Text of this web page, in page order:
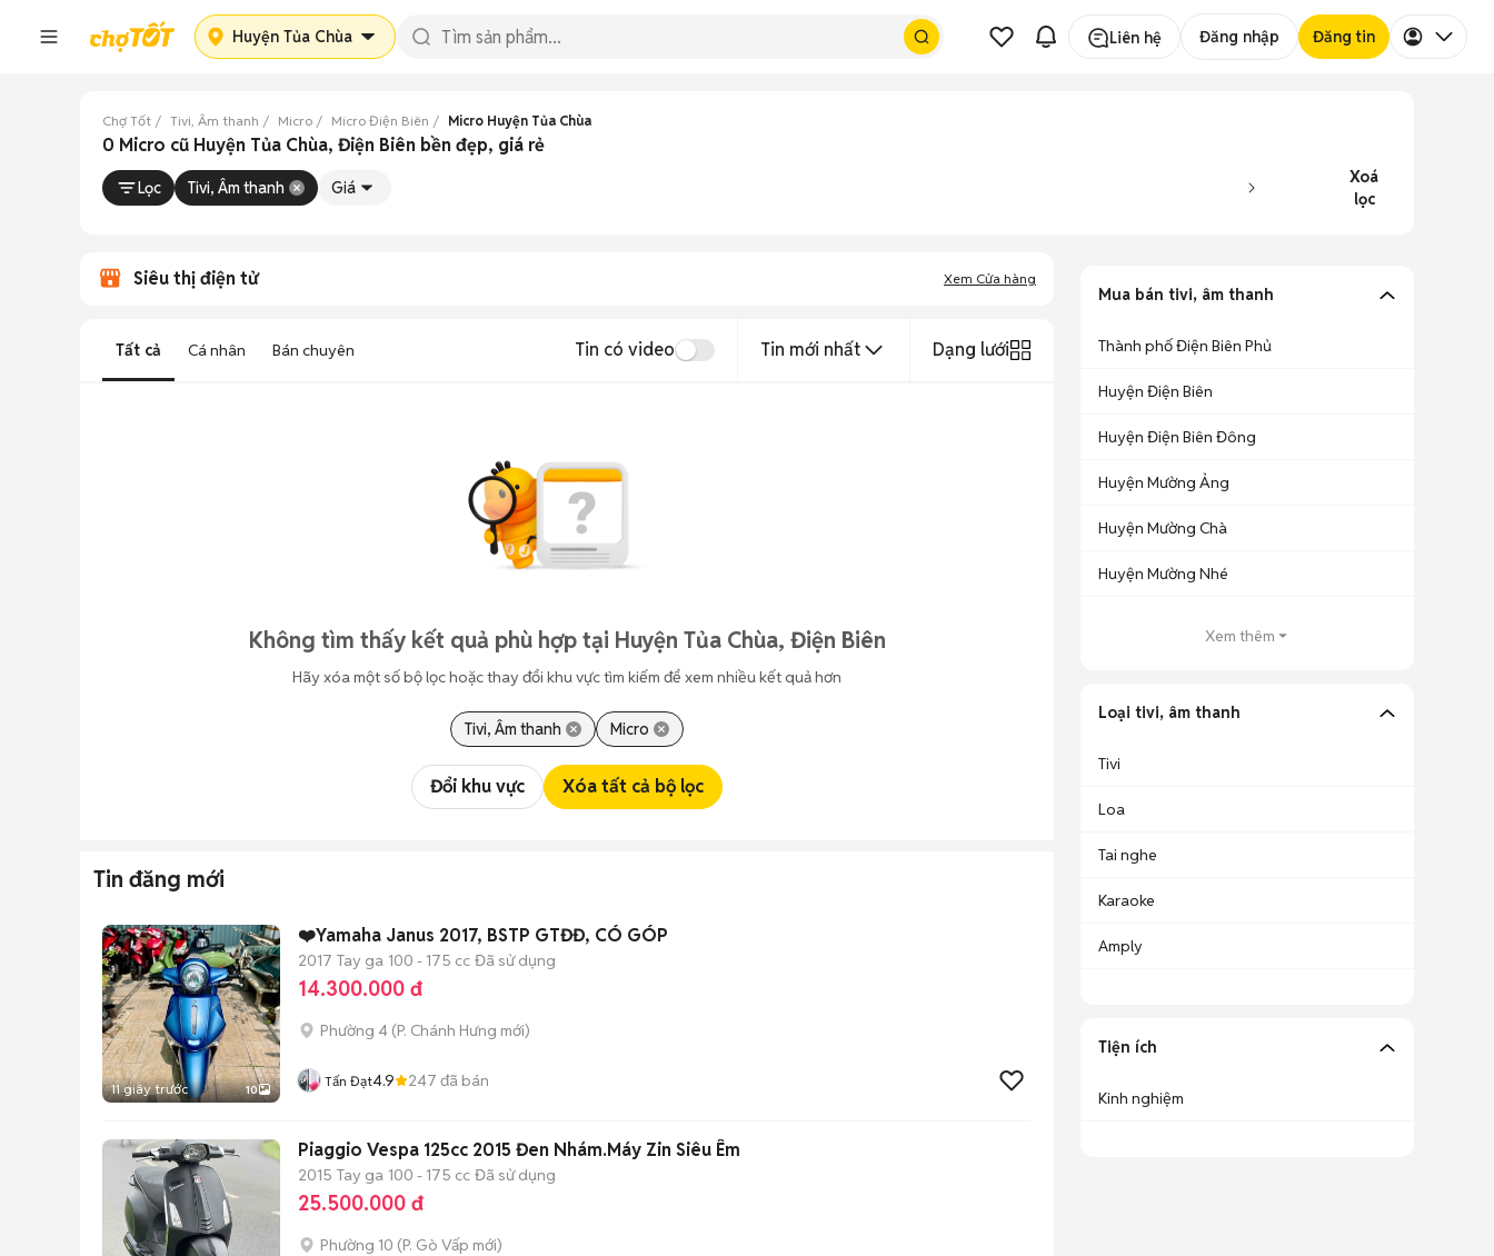
Huyện Tủa Chùa Liên hệ Đăng nhập Đăng tin
Chợ Tốt Tivi, Âm thanh Micro Micro Điện Biên Micro Huyện Tủa Chùa
0 Micro cũ Huyện Tủa Chùa, Điện Biên bền đẹp, giá rẻ
Lọc Tivi, Âm thanh Giá
Xoá
lọc
Siêu thị điện tử Xem Cửa hàng
Tất cả Cá nhân Bán chuyên Tin có video Tin mới nhất Dạng lưới
Không tìm thấy kết quả phù hợp tại Huyện Tủa Chùa, Điện Biên
Hãy xóa một số bộ lọc hoặc thay đổi khu vực tìm kiếm để xem nhiều kết quả hơn
Tivi, Âm thanh Micro
Đổi khu vực Xóa tất cả bộ lọc
Tin đăng mới
11 giây trước 10
❤️Yamaha Janus 2017, BSTP GTĐĐ, CÓ GÓP
2017 Tay ga 100 - 175 cc Đã sử dụng
14.300.000 đ
Phường 4 (P. Chánh Hưng mới)
Tấn Đạt4.9 247 đã bán
Piaggio Vespa 125cc 2015 Đen Nhám.Máy Zin Siêu Êm
2015 Tay ga 100 - 175 cc Đã sử dụng
25.500.000 đ
Phường 10 (P. Gò Vấp mới)
Mua bán tivi, âm thanh
Thành phố Điện Biên Phủ
Huyện Điện Biên
Huyện Điện Biên Đông
Huyện Mường Ảng
Huyện Mường Chà
Huyện Mường Nhé
Xem thêm
Loại tivi, âm thanh
Tivi
Loa
Tai nghe
Karaoke
Amply
Tiện ích
Kinh nghiệm